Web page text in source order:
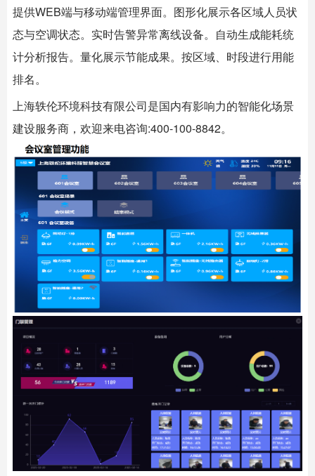
提供WEB端与移动端管理界面。图形化展示各区域人员状
态与空调状态。实时告警异常离线设备。自动生成能耗统
计分析报告。量化展示节能成果。按区域、时段进行用能
排名。
上海轶伦环境科技有限公司是国内有影响力的智能化场景
建设服务商，欢迎来电咨询:400-100-8842。